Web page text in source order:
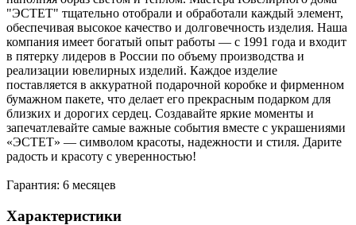
"ЭСТЕТ" тщательно отобрали и обработали каждый элемент,
обеспечивая высокое качество и долговечность изделия. Наша
компания имеет богатый опыт работы — с 1991 года и входит
в пятерку лидеров в России по объему производства и
реализации ювелирных изделий. Каждое изделие
поставляется в аккуратной подарочной коробке и фирменном
бумажном пакете, что делает его прекрасным подарком для
близких и дорогих сердец. Создавайте яркие моменты и
запечатлевайте самые важные события вместе с украшениями
«ЭСТЕТ» — символом красоты, надежности и стиля. Дарите
радость и красоту с уверенностью!
Гарантия: 6 месяцев
Характеристики